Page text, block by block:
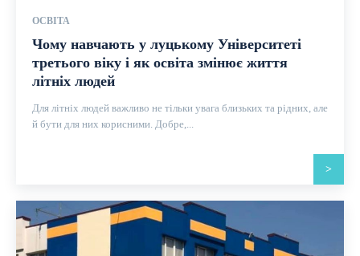
ОСВІТА
Чому навчають у луцькому Університеті
третього віку і як освіта змінює життя
літніх людей
Для літніх людей важливо не тільки увага близьких та рідних, але
й бути для них корисними. Добре,...
>